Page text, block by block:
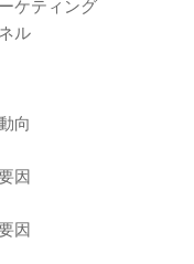
ケティング
ル
向
因
因